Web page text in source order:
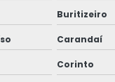
Bopp Transparente
Diferentes Formatos
Diferentes Medidas
Buritizeiro
Carandaí
Corinto